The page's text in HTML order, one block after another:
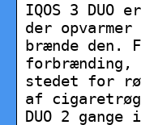
IQOS 3 DUO
der
brænde den.
forbrænding,
stedet for
af
DUO 2